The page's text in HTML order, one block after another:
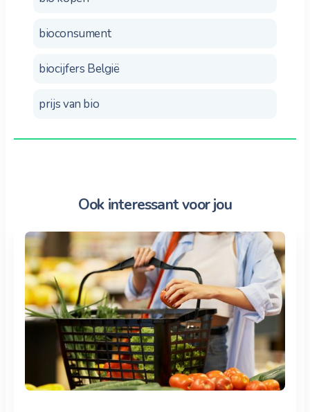
bioconsument
biocijfers België
prijs van bio
Ook interessant voor jou